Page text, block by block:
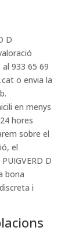
D
al 933 65 69
o envia la
en menys
hores
sobre el
el
D
bona
i